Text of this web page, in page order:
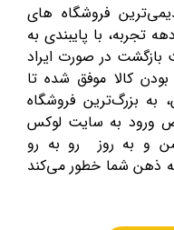
فروشگاه های
تجربه، با پایبندی به
در صورت ایراد
کالا موفق شده تا
به بزرگ‌ترین فروشگاه
ورود به سایت لوکس
و به روز رو به رو
ذهن شما خطور می‌کند